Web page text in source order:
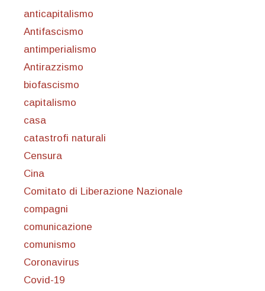
anticapitalismo
Antifascismo
antimperialismo
Antirazzismo
biofascismo
capitalismo
casa
catastrofi naturali
Censura
Cina
Comitato di Liberazione Nazionale
compagni
comunicazione
comunismo
Coronavirus
Covid-19